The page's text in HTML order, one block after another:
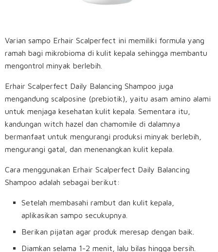
Varian sampo Erhair Scalperfect ini memiliki formula yang
ramah bagi mikrobioma di kulit kepala sehingga membantu
mengontrol minyak berlebih.
Erhair Scalperfect Daily Balancing Shampoo juga
mengandung scalposine (prebiotik), yaitu asam amino alami
untuk menjaga kesehatan kulit kepala. Sementara itu,
kandungan witch hazel dan chamomile di dalamnya
bermanfaat untuk mengurangi produksi minyak berlebih,
mengurangi gatal, dan menenangkan kulit kepala.
Cara menggunakan Erhair Scalperfect Daily Balancing
Shampoo adalah sebagai berikut:
Setelah membasahi rambut dan kulit kepala,
aplikasikan sampo secukupnya.
Berikan pijatan agar produk meresap dengan baik.
Diamkan selama 1-2 menit, lalu bilas hingga bersih.